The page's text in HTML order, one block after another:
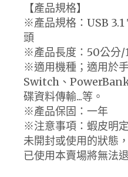
【產品規格】
※產品規格：USB
頭
※產品長度：50公分/
※適用機種；適用於
Switch、
碟資料傳輸...等。
※產品保固：一年
※注意事項：蝦皮明
未開封或使用的狀態
已使用本賣場將無法